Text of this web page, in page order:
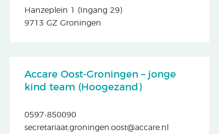
Hanzeplein 1 (Ingang 29)
9713 GZ Groningen
Accare Oost-Groningen – jonge
kind team (Hoogezand)
0597-850090
secretariaat.groningen.oost@accare.nl